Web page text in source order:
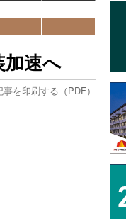
速へ
事を印刷する（PDF）